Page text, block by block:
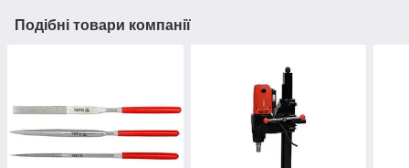
Подібні товари компанії